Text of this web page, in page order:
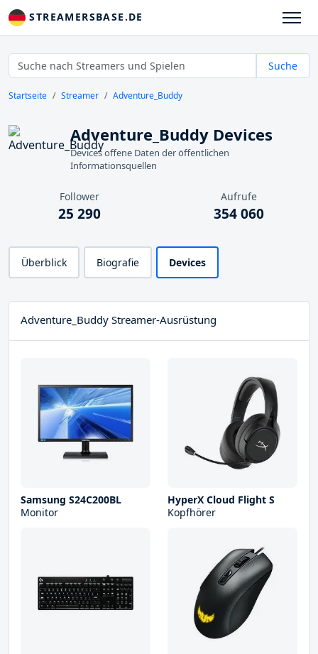
STREAMERSBASE.DE
Suche
Startseite Streamer Adventure_Buddy
Adventure_Buddy Devices
Devices offene Daten der öffentlichen
Informationsquellen
Follower
25 290
Aufrufe
354 060
Überblick Biografie Devices
Adventure_Buddy Streamer-Ausrüstung
Samsung S24C200BL
Monitor
HyperX Cloud Flight S
Kopfhörer